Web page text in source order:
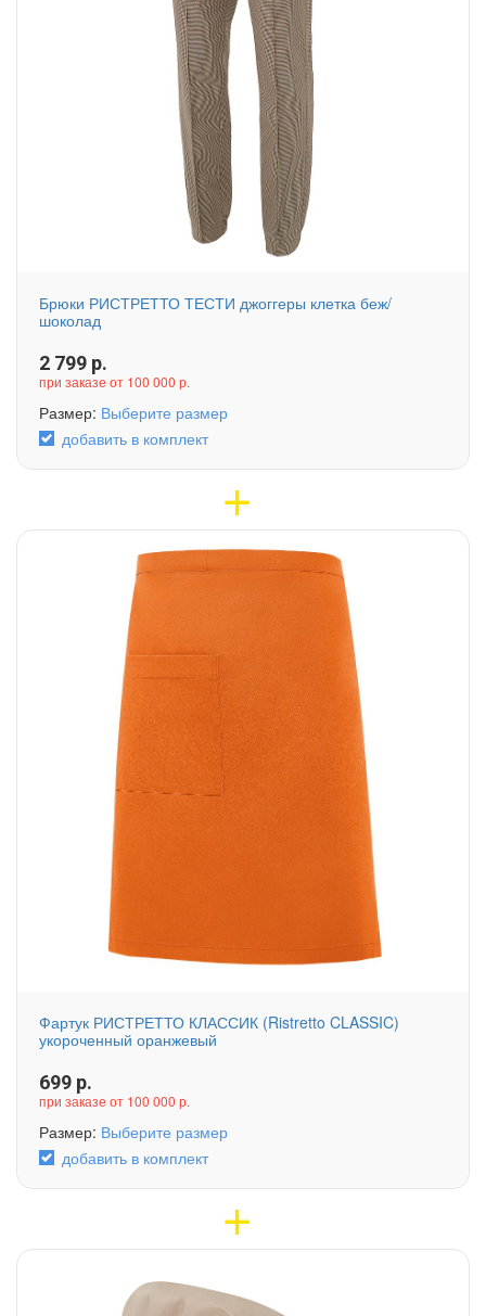
Брюки РИСТРЕТТО ТЕСТИ джоггеры клетка беж/
шоколад
2 799 р.
при заказе от 100 000 р.
Размер: Выберите размер
добавить в комплект
Фартук РИСТРЕТТО КЛАССИК (Ristretto CLASSIC)
укороченный оранжевый
699 р.
при заказе от 100 000 р.
Размер: Выберите размер
добавить в комплект